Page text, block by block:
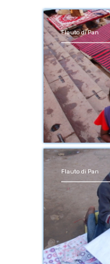
Flauto di Pan
Flauto di Pan